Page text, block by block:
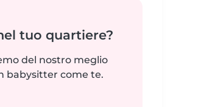
tuo quartiere?
del nostro meglio
babysitter come te.